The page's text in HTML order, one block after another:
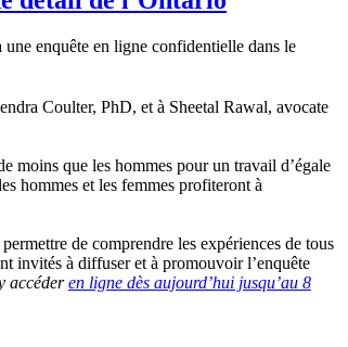
enquête en ligne confidentielle dans le
Coulter, PhD, et à Sheetal Rawal, avocate
moins que les hommes pour un travail d’égale
hommes et les femmes profiteront à
de comprendre les expériences de tous
invités à diffuser et à promouvoir l’enquête
accéderen ligne dès aujourd’hui jusqu’au 8